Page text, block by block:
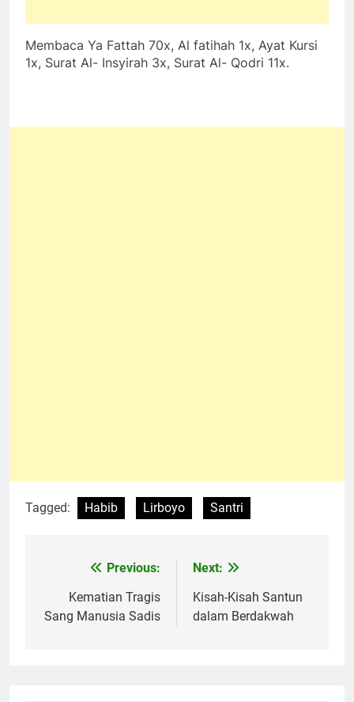
Membaca Ya Fattah 70x, Al fatihah 1x, Ayat Kursi
1x, Surat Al- Insyirah 3x, Surat Al- Qodri 11x.
Tagged: Habib Lirboyo Santri
Navigasi
pos
Previous:
Kematian Tragis
Sang Manusia Sadis
Next:
Kisah-Kisah Santun
dalam Berdakwah